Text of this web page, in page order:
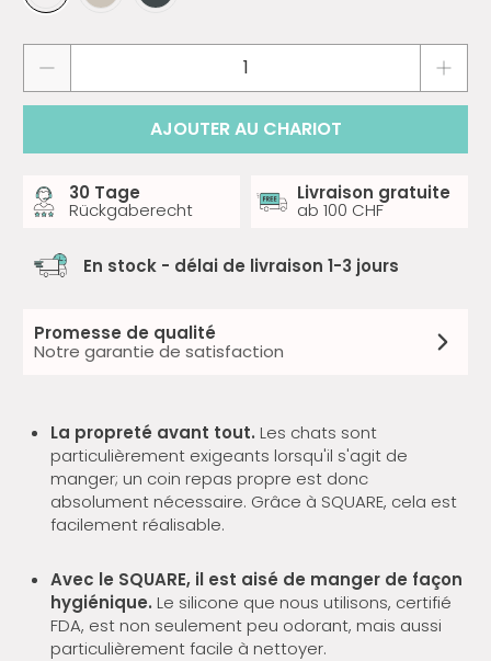
AJOUTER AU CHARIOT
30 Tage
Rückgaberecht
Livraison gratuite
ab 100 CHF
En stock - délai de livraison 1-3 jours
Promesse de qualité
Notre garantie de satisfaction
La propreté avant tout. Les chats sont
particulièrement exigeants lorsqu'il s'agit de
manger; un coin repas propre est donc
absolument nécessaire. Grâce à SQUARE, cela est
facilement réalisable.
Avec le SQUARE, il est aisé de manger de façon
hygiénique. Le silicone que nous utilisons, certifié
FDA, est non seulement peu odorant, mais aussi
particulièrement facile à nettoyer.